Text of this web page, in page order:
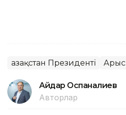
Қазақстан Президенті Арыс
Айдар Оспаналиев
Авторлар